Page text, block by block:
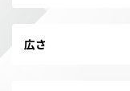
広さ